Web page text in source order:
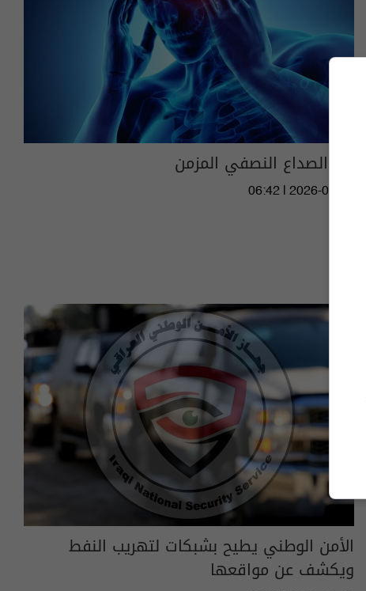
حل الصداع النصفي المزمن
06:42 | 2026-08-07
الأمن الوطني يطيح بشبكات لتهريب النفط
ويكشف عن مواقعها